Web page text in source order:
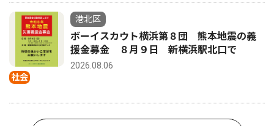
社会
港北区
ボーイスカウト横浜第８団 熊本地震の義
援金募金 ８月９日 新横浜駅北口で
2026.08.06